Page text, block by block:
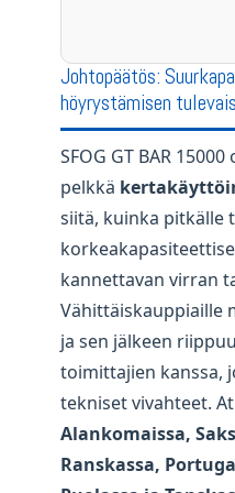
Johtopäätös:
höyrystämisen
SFOG GT BAR
pelkkä
siitä, kuinka pitkälle
kannettavan virran
Vähittäiskauppiaille
ja sen jälkeen
toimittajien kanssa,
tekniset vivahteet. At
Alankomaissa,
Ranskassa,